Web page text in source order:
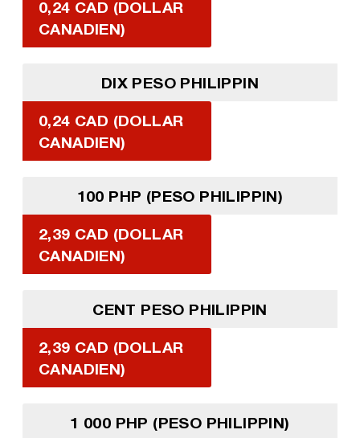
0,24 CAD (DOLLAR
CANADIEN)
DIX PESO PHILIPPIN
0,24 CAD (DOLLAR
CANADIEN)
100 PHP (PESO PHILIPPIN)
2,39 CAD (DOLLAR
CANADIEN)
CENT PESO PHILIPPIN
2,39 CAD (DOLLAR
CANADIEN)
1 000 PHP (PESO PHILIPPIN)